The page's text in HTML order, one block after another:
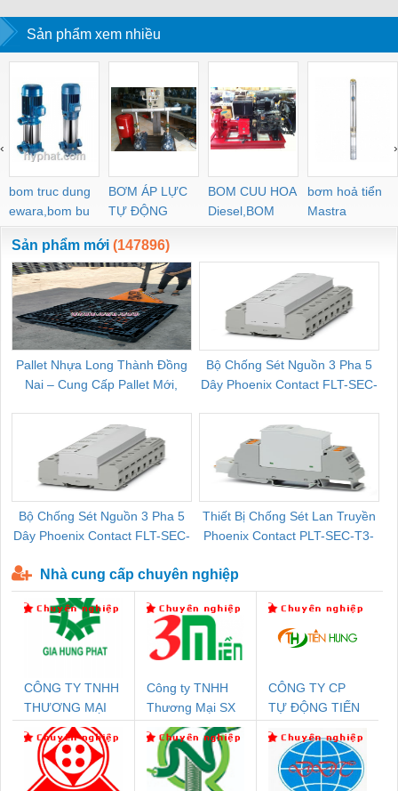
Sản phẩm xem nhiều
bom truc dung
ewara,bom bu
ewara
BƠM ÁP LỰC
TỰ ĐỘNG
BOM CUU HOA
Diesel,BOM
CHUA CHAY
bơm hoả tiển
Mastra
‹ ›
Sản phẩm mới (147896)
Pallet Nhựa Long Thành Đồng
Nai – Cung Cấp Pallet Mới,
Bộ Chống Sét Nguồn 3 Pha 5
Dây Phoenix Contact FLT-SEC-
Bộ Chống Sét Nguồn 3 Pha 5
Dây Phoenix Contact FLT-SEC-
Thiết Bị Chống Sét Lan Truyền
Phoenix Contact PLT-SEC-T3-
Nhà cung cấp chuyên nghiệp
CÔNG TY TNHH
THƯƠNG MẠI
DỊCH VỤ KỸ
THUẬT ĐIỆN CƠ
GIA HƯNG PHÁT
Công ty TNHH
Thương Mại SX
Ba Miền
CÔNG TY CP
TỰ ĐỘNG TIẾN